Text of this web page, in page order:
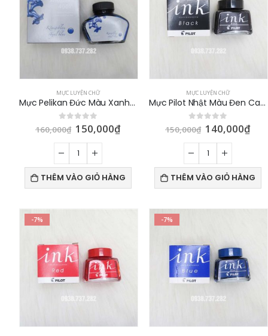
MỰC LUYỆN CHỮ
Mực Pelikan Đức Màu Xanh Dương Chính Hãng 62ml
out of 5
160,000₫ 150,000₫
THÊM VÀO GIỎ HÀNG
MỰC LUYỆN CHỮ
Mực Pilot Nhật Màu Đen Cao Cấp 30ml
out of 5
150,000₫ 140,000₫
THÊM VÀO GIỎ HÀNG
-7% -7%